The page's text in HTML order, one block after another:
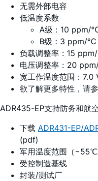
无需外部电容
低温度系数
A级：10 ppm/
B级：3 ppm/°C
负载调整率：15
电压调整率：20
宽工作温度范围：7.0
欲了解更多特性，请
ADR435-EP支持防务和航
下载 ADR431-EP/
(pdf)
军用温度范围（−55℃
受控制造基线
封装/测试厂